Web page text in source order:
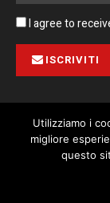
I agree to
ISCRIVITI
Pubblicità
© 2023 Corriere di
This website uses
Utilizziamo i
migliore
questo